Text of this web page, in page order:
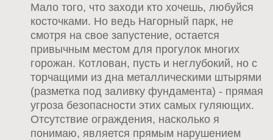
Мало того, что заходи кто хочешь, любуйся
косточками. Но ведь Нагорный парк, не
смотря на свое запустение, остается
привычным местом для прогулок многих
горожан. Котлован, пусть и неглубокий, но с
торчащими из дна металлическими штырями
(разметка под заливку фундамента) - прямая
угроза безопасности этих самых гуляющих.
Отсутствие ограждения, насколько я
понимаю, является прямым нарушением